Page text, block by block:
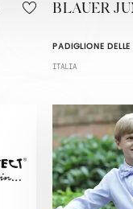
BLAUER
PADIGLIONE
ITALIA